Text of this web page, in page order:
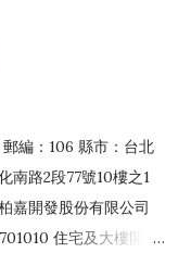
編：106 縣市：台北
南路2段77號10樓之1
嘉開發股份有限公司
住宅及大樓開發